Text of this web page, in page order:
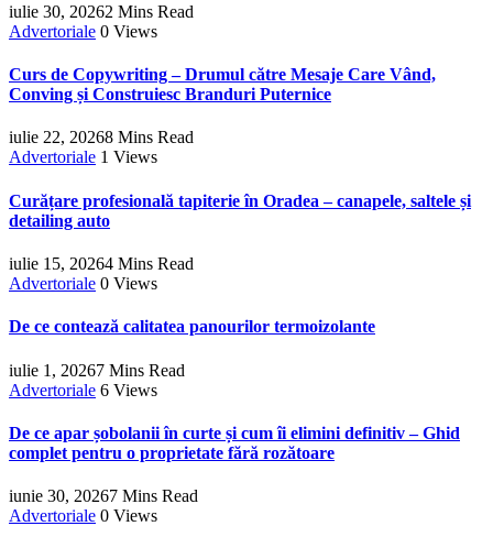
iulie 30, 20262 Mins Read
Advertoriale 0 Views
Curs de Copywriting – Drumul către Mesaje Care Vând,
Conving și Construiesc Branduri Puternice
iulie 22, 20268 Mins Read
Advertoriale 1 Views
Curățare profesională tapiterie în Oradea – canapele, saltele și
detailing auto
iulie 15, 20264 Mins Read
Advertoriale 0 Views
De ce contează calitatea panourilor termoizolante
iulie 1, 20267 Mins Read
Advertoriale 6 Views
De ce apar șobolanii în curte și cum îi elimini definitiv – Ghid
complet pentru o proprietate fără rozătoare
iunie 30, 20267 Mins Read
Advertoriale 0 Views